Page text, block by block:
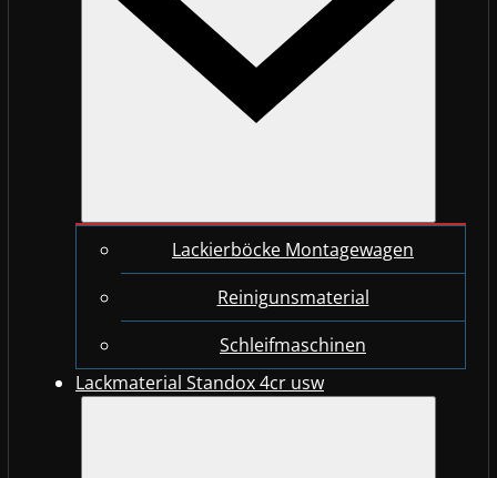
Lackierböcke Montagewagen
Reinigunsmaterial
Schleifmaschinen
Lackmaterial Standox 4cr usw